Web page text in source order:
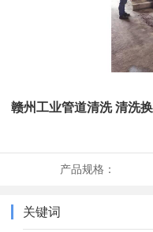
赣州工业管道清洗 清洗
产品规格：
关键词